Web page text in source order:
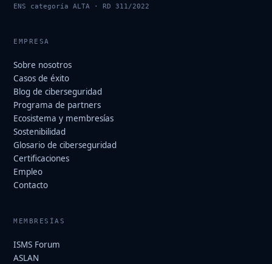
ENS categoría ALTA · RD 311/2022
EMPRESA
Sobre nosotros
Casos de éxito
Blog de ciberseguridad
Programa de partners
Ecosistema y membresías
Sostenibilidad
Glosario de ciberseguridad
Certificaciones
Empleo
Contacto
MEMBRESÍAS
ISMS Forum
ASLAN